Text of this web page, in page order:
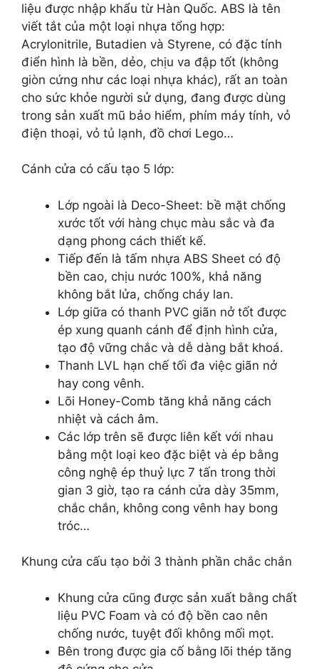
liệu được nhập khẩu từ Hàn Quốc. ABS là tên
viết tắt của một loại nhựa tổng hợp:
Acrylonitrile, Butadien và Styrene, có đặc tính
điển hình là bền, dẻo, chịu va đập tốt (không
giòn cứng như các loại nhựa khác), rất an toàn
cho sức khỏe người sử dụng, đang được dùng
trong sản xuất mũ bảo hiểm, phím máy tính, vỏ
điện thoại, vỏ tủ lạnh, đồ chơi Lego…
Cánh cửa có cấu tạo 5 lớp:
Lớp ngoài là Deco-Sheet: bề mặt chống
xước tốt với hàng chục màu sắc và đa
dạng phong cách thiết kế.
Tiếp đến là tấm nhựa ABS Sheet có độ
bền cao, chịu nước 100%, khả năng
không bắt lửa, chống cháy lan.
Lớp giữa có thanh PVC giãn nở tốt được
ép xung quanh cánh để định hình cửa,
tạo độ vững chắc và dễ dàng bắt khoá.
Thanh LVL hạn chế tối đa việc giãn nở
hay cong vênh.
Lõi Honey-Comb tăng khả năng cách
nhiệt và cách âm.
Các lớp trên sẽ được liên kết với nhau
bằng một loại keo đặc biệt và ép bằng
công nghệ ép thuỷ lực 7 tấn trong thời
gian 3 giờ, tạo ra cánh cửa dày 35mm,
chắc chắn, không cong vênh hay bong
tróc…
Khung cửa cấu tạo bởi 3 thành phần chắc chắn
Khung cửa cũng được sản xuất bằng chất
liệu PVC Foam và có độ bền cao nên
chống nước, tuyệt đối không mối mọt.
Bên trong được gia cố bằng lõi thép tăng